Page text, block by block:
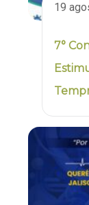
19
7°